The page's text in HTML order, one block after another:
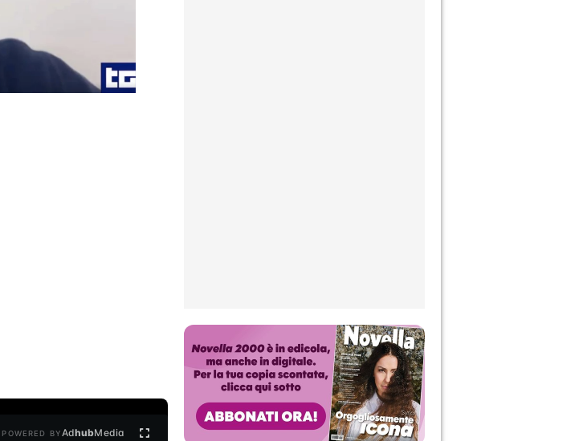
POWERED BYAdhubMedia